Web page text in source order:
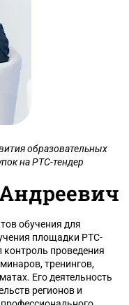
образовательных
на РТС-тендер
обучения для
площадки РТС-
проведения
тренингов,
Его деятельность
регионов и